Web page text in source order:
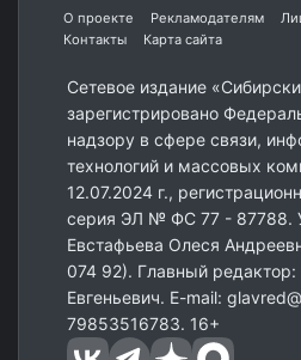
О проекте Рекламодателям
Контакты
Карта сайта
Сетевое издание
зарегистрировано
надзору в сфере связи,
технологий и массовых
12.07.2024 г.,
серия ЭЛ № ФС 77 - 87788.
Евстафьева Олеся
074 92). Главный
Евгеньевич. E-mail:
79853516783. 16+